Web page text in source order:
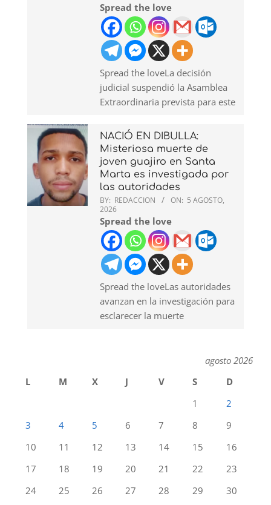
Spread the love
Spread the loveLa decisión
judicial suspendió la Asamblea
Extraordinaria prevista para este
NACIÓ EN DIBULLA:
Misteriosa muerte de
joven guajiro en Santa
Marta es investigada por
las autoridades
BY: REDACCION ON: 5 AGOSTO,
2026
Spread the love
Spread the loveLas autoridades
avanzan en la investigación para
esclarecer la muerte
agosto 2026
L
M X J V S
D
1
2
3
4 5 6 7 8
9
10
11 12 13 14 15
16
17
18 19 20 21 22
23
24
25 26 27 28 29
30